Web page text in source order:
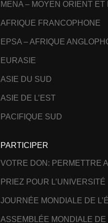
MENA – MOYEN ORIENT ET
AFRIQUE FRANCOPHONE
EPSA – AFRIQUE
EURASIE
ASIE DU SUD
ASIE DE L’EST
PACIFIQUE SUD
PARTICIPER
VOTRE DON: PERMETTRE
PRIEZ POUR L’UNIVERSITÉ
JOURNÉE MONDIALE DE
ASSEMBLÉE MONDIALE DE